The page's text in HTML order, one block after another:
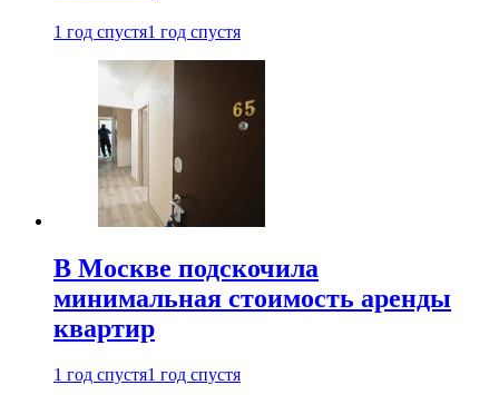
1 год спустя1 год спустя
В Москве подскочила
минимальная стоимость аренды
квартир
1 год спустя1 год спустя